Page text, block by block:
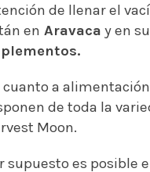
de llenar el
en Aravaca y en
cuanto a
de toda la
Moon.
supuesto es posible